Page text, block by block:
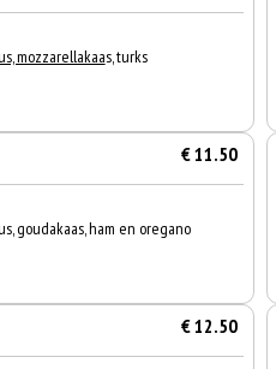
mozzarellakaas, turks
€ 11.50
goudakaas, ham en oregano
€ 12.50